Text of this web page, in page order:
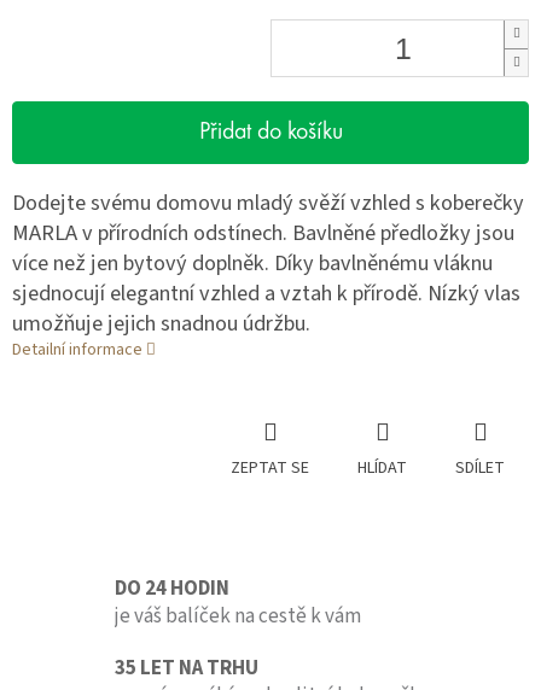
Přidat do košíku
Dodejte svému domovu mladý svěží vzhled s koberečky
MARLA v přírodních odstínech. Bavlněné předložky jsou
více než jen bytový doplněk. Díky bavlněnému vláknu
sjednocují elegantní vzhled a vztah k přírodě. Nízký vlas
umožňuje jejich snadnou údržbu.
Detailní informace
ZEPTAT SE HLÍDAT SDÍLET
DO 24 HODIN
je váš balíček na cestě k vám
35 LET NA TRHU